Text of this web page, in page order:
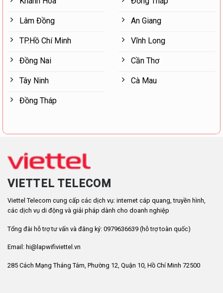
Lâm Đồng
TP.Hồ Chí Minh
Đồng Nai
Tây Ninh
Đồng Tháp
An Giang
Vĩnh Long
Cần Thơ
Cà Mau
VIETTEL TELECOM
Viettel Telecom cung cấp các dịch vụ: internet cáp quang, truyền hình,
các dịch vụ di động và giải pháp dành cho doanh nghiệp
Tổng đài hỗ trợ tư vấn và đăng ký: 0979636639 (hỗ trợ toàn quốc)
Email: hi@lapwifiviettel.vn
285 Cách Mạng Tháng Tám, Phường 12, Quận 10, Hồ Chí Minh 72500